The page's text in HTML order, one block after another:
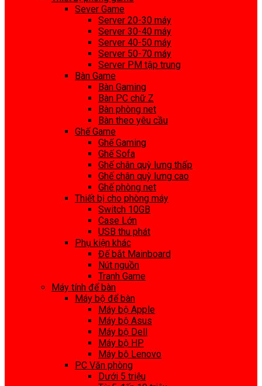
Sever Game
Server 20-30 máy
Server 30-40 máy
Server 40-50 máy
Server 50-70 máy
Server PM tập trung
Bàn Game
Bàn Gaming
Bàn PC chữ Z
Bàn phòng net
Bàn theo yêu cầu
Ghế Game
Ghế Gaming
Ghế Sofa
Ghế chân quỳ lưng thấp
Ghế chân quỳ lưng cao
Ghế phòng net
Thiết bị cho phòng máy
Switch 10GB
Case Lớn
USB thu phát
Phụ kiện khác
Đế bắt Mainboard
Nút nguồn
Tranh Game
Máy tính để bàn
Máy bộ để bàn
Máy bộ Apple
Máy bộ Asus
Máy bộ Dell
Máy bộ HP
Máy bộ Lenovo
PC Văn phòng
Dưới 5 triệu